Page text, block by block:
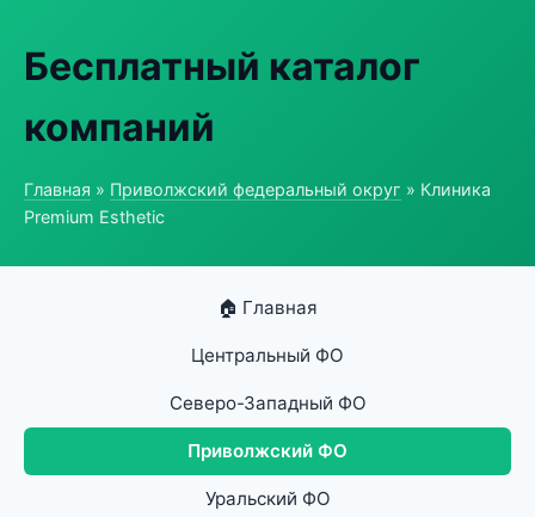
Бесплатный каталог
компаний
Главная » Приволжский федеральный округ » Клиника
Premium Esthetic
🏠 Главная
Центральный ФО
Северо-Западный ФО
Приволжский ФО
Уральский ФО